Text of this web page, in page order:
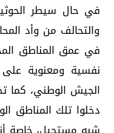
في حال سيطر
والتحالف من وأد
في عمق المناطق
نفسية ومعنوية
الجيش الوطني، كما
دخلوا تلك المناطق